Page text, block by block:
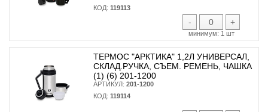
КОД: 119113
- +
минимум: 1 шт
ТЕРМОС "АРКТИКА" 1,2Л УНИВЕРСАЛ,
СКЛАД.РУЧКА, СЪЕМ. РЕМЕНЬ, ЧАШКА
(1) (6) 201-1200
АРТИКУЛ: 201-1200
КОД: 119114